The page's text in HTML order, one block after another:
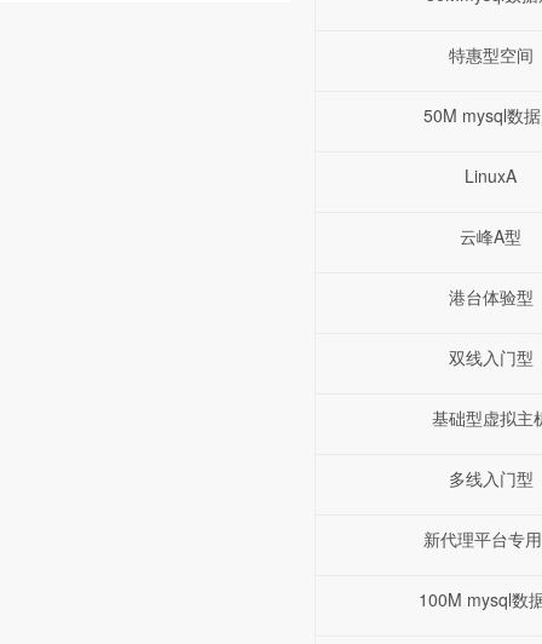
特惠型空间
50M mysql数
LinuxA
云峰A型
港台体验型
双线入门型
基础型虚拟主
多线入门型
新代理平台专
100M mysql数